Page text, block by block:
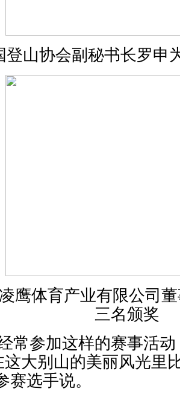
山协会副秘书长罗申
鹰体育产业有限公司
三名颁奖
参加这样的赛事活动
这大别山的美丽风光里
赛选手说。